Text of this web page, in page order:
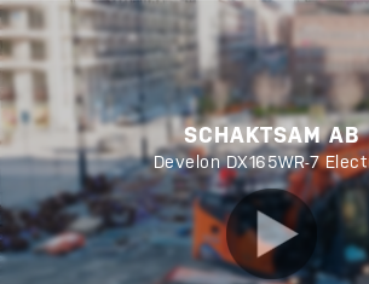
SCHAKTSAM AB
Develon DX165WR-7